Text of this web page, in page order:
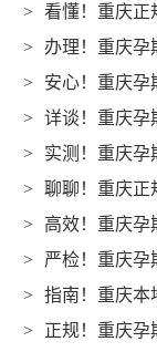
>
看懂！重庆正
>
办理！重庆孕
>
安心！重庆孕
>
详谈！重庆孕
>
实测！重庆孕
>
聊聊！重庆正
>
高效！重庆孕
>
严检！重庆孕
>
指南！重庆本
>
正规！重庆孕